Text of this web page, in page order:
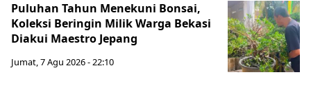
Puluhan Tahun Menekuni Bonsai,
Koleksi Beringin Milik Warga Bekasi
Diakui Maestro Jepang
Jumat, 7 Agu 2026 - 22:10